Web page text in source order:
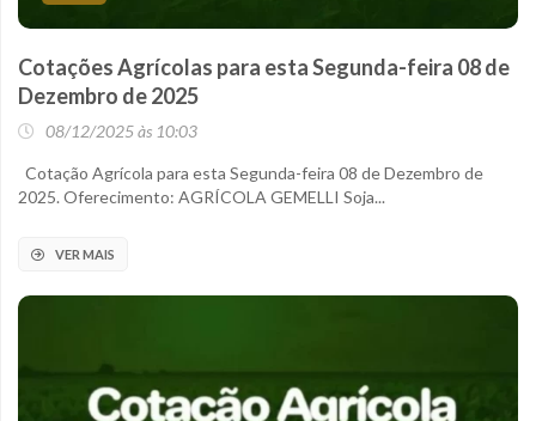
Cotações Agrícolas para esta Segunda-feira 08 de
Dezembro de 2025
08/12/2025 às 10:03
Cotação Agrícola para esta Segunda-feira 08 de Dezembro de
2025. Oferecimento: AGRÍCOLA GEMELLI Soja...
VER MAIS